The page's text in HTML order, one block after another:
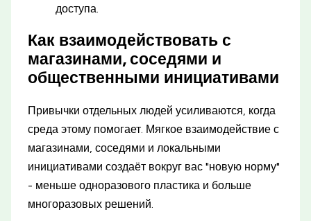
доступа.
Как взаимодействовать с
магазинами, соседями и
общественными инициативами
Привычки отдельных людей усиливаются, когда
среда этому помогает. Мягкое взаимодействие с
магазинами, соседями и локальными
инициативами создаёт вокруг вас "новую норму"
- меньше одноразового пластика и больше
многоразовых решений.